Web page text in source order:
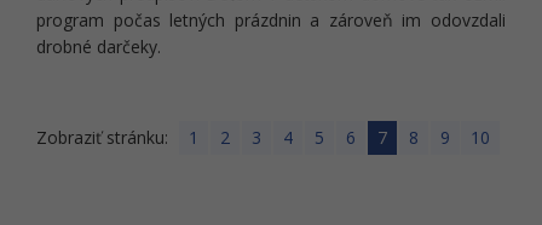
program počas letných prázdnin a zároveň im odovzdali
drobné darčeky.
Zobraziť stránku: 1 2 3 4 5 6 7 8 9 10